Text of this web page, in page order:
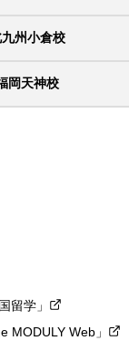
州小倉校
岡天神校
留学」
MODULY Web」